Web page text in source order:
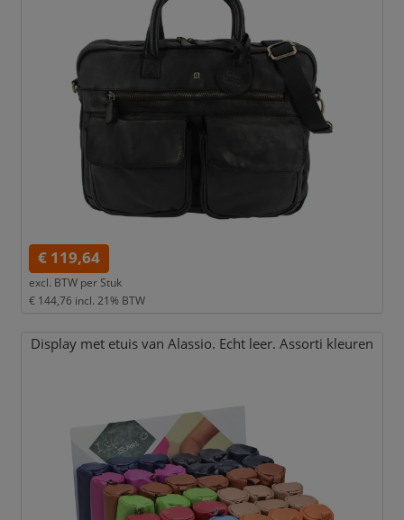
€ 119,64
excl. BTW per Stuk
€ 144,76 incl. 21% BTW
Display met etuis van Alassio. Echt leer. Assorti kleuren